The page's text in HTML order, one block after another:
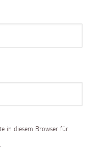
in diesem Browser für